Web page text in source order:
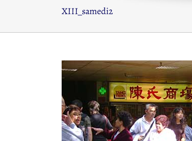
XIII_samedi2